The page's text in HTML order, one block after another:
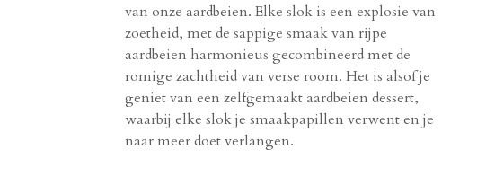
van onze aardbeien. Elke slok is een explosie van
zoetheid, met de sappige smaak van rijpe
aardbeien harmonieus gecombineerd met de
romige zachtheid van verse room. Het is alsof je
geniet van een zelfgemaakt aardbeien dessert,
waarbij elke slok je smaakpapillen verwent en je
naar meer doet verlangen.